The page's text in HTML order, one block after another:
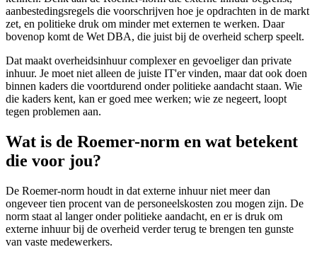
aanbestedingsregels die voorschrijven hoe je opdrachten in de markt
zet, en politieke druk om minder met externen te werken. Daar
bovenop komt de Wet DBA, die juist bij de overheid scherp speelt.
Dat maakt overheidsinhuur complexer en gevoeliger dan private
inhuur. Je moet niet alleen de juiste IT'er vinden, maar dat ook doen
binnen kaders die voortdurend onder politieke aandacht staan. Wie
die kaders kent, kan er goed mee werken; wie ze negeert, loopt
tegen problemen aan.
Wat is de Roemer-norm en wat betekent
die voor jou?
De Roemer-norm houdt in dat externe inhuur niet meer dan
ongeveer tien procent van de personeelskosten zou mogen zijn. De
norm staat al langer onder politieke aandacht, en er is druk om
externe inhuur bij de overheid verder terug te brengen ten gunste
van vaste medewerkers.